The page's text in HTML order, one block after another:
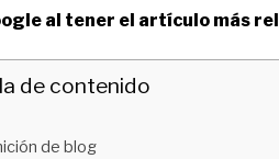
al tener el artículo más
de contenido
de blog